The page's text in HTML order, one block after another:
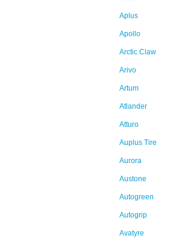
Aplus
Apollo
Arctic Claw
Arivo
Artum
Atlander
Atturo
Auplus Tire
Aurora
Austone
Autogreen
Autogrip
Avatyre